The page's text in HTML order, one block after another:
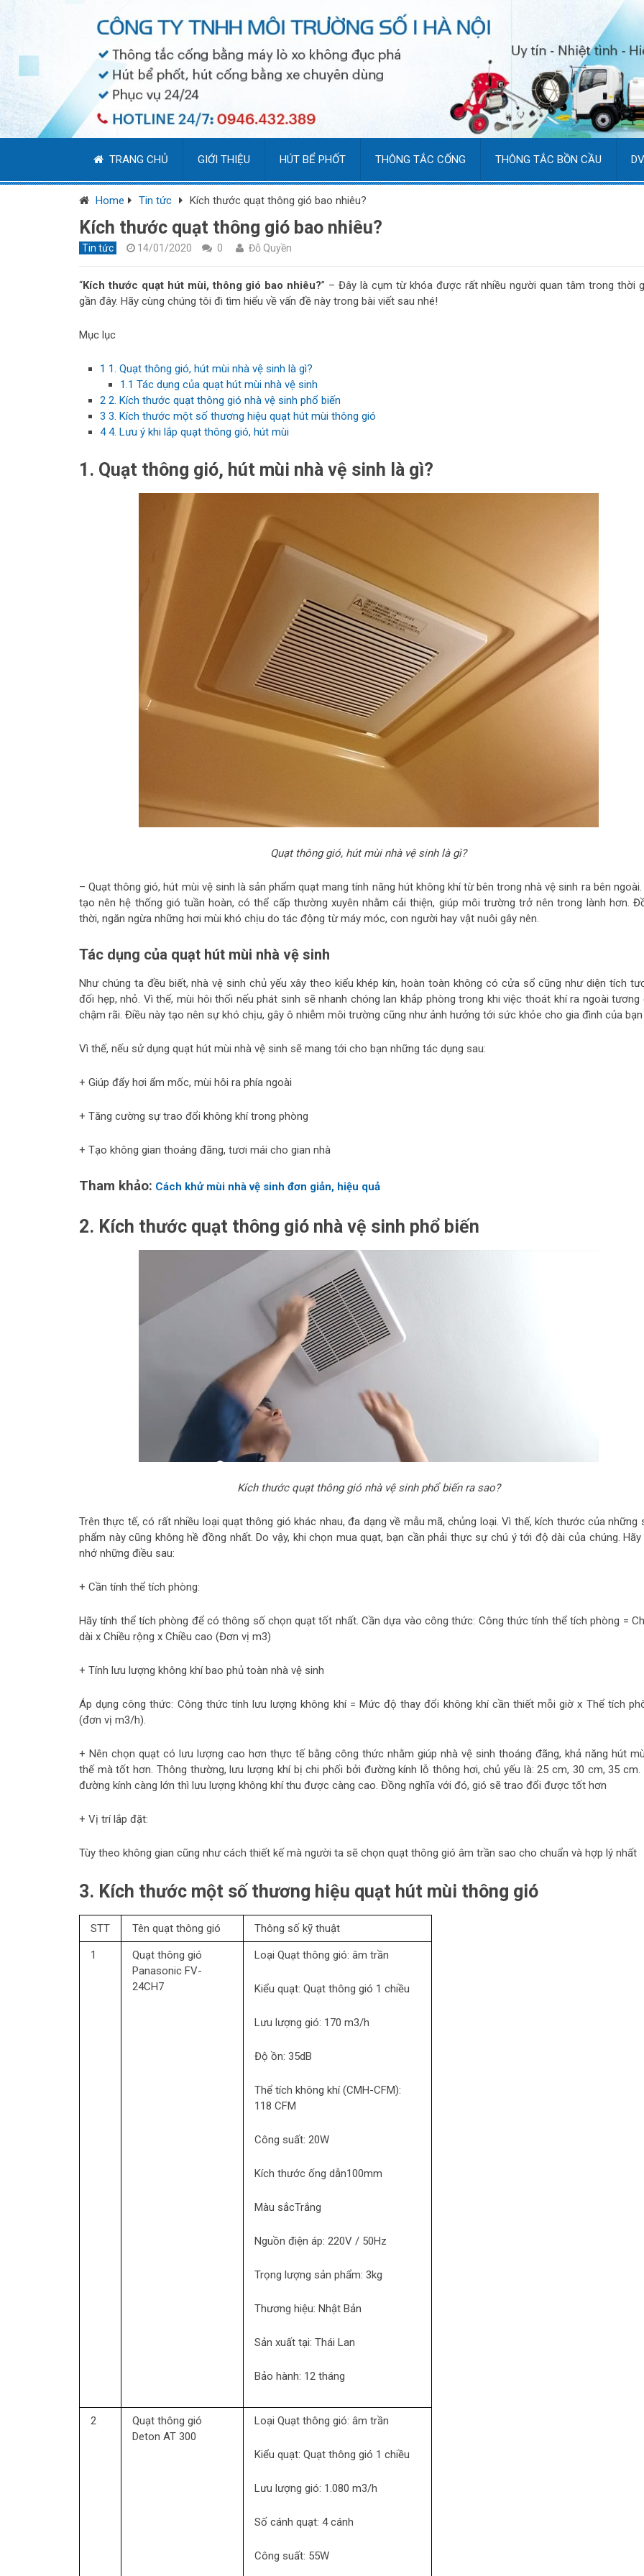
TRANG CHỦ GIỚI THIỆU HÚT BỂ PHỐT THÔNG TẮC CỐNG THÔNG TẮC BỒN CẦU
Home Tin tức Kích thước quạt thông gió bao nhiêu?
Kích thước quạt thông gió bao nhiêu?
Tin tức 14/01/2020 0 Đỗ Quyền
“Kích thước quạt hút mùi, thông gió bao nhiêu?” – Đây là cụm từ khóa được rất nhiều người quan tâm trong thời
gần đây. Hãy cùng chúng tôi đi tìm hiểu về vấn đề này trong bài viết sau nhé!
Mục lục
1 1. Quạt thông gió, hút mùi nhà vệ sinh là gì?
1.1 Tác dụng của quạt hút mùi nhà vệ sinh
22. Kích thước quạt thông gió nhà vệ sinh phổ biến
3 3. Kích thước một số thương hiệu quạt hút mùi thông gió
44. Lưu ý khi lắp quạt thông gió, hút mùi
1. Quạt thông gió, hút mùi nhà vệ sinh là gì?
Quạt thông gió, hút mùi nhà vệ sinh là gì?
– Quạt thông gió, hút mùi vệ sinh là sản phẩm quạt mang tính năng hút không khí từ bên trong nhà vệ sinh ra bên ngoài.
tạo nên hệ thống gió tuần hoàn, có thể cấp thường xuyên nhằm cải thiện, giúp môi trường trở nên trong lành hơn.
thời, ngăn ngừa những hơi mùi khó chịu do tác động từ máy móc, con người hay vật nuôi gây nên.
Tác dụng của quạt hút mùi nhà vệ sinh
Như chúng ta đều biết, nhà vệ sinh chủ yếu xây theo kiểu khép kín, hoàn toàn không có cửa sổ cũng như diện tích
đối hẹp, nhỏ. Vì thế, mùi hôi thối nếu phát sinh sẽ nhanh chóng lan khắp phòng trong khi việc thoát khí ra ngoài tương
chậm rãi. Điều này tạo nên sự khó chịu, gây ô nhiễm môi trường cũng như ảnh hưởng tới sức khỏe cho gia đình của bạn
Vì thế, nếu sử dụng quạt hút mùi nhà vệ sinh sẽ mang tới cho bạn những tác dụng sau:
+ Giúp đẩy hơi ẩm mốc, mùi hôi ra phía ngoài
+ Tăng cường sự trao đổi không khí trong phòng
+ Tạo không gian thoáng đãng, tươi mái cho gian nhà
Tham khảo: Cách khử mùi nhà vệ sinh đơn giản, hiệu quả
2. Kích thước quạt thông gió nhà vệ sinh phổ biến
Kích thước quạt thông gió nhà vệ sinh phổ biến ra sao?
Trên thực tế, có rất nhiều loại quạt thông gió khác nhau, đa dạng về mẫu mã, chủng loại. Vì thế, kích thước của những
phẩm này cũng không hề đồng nhất. Do vậy, khi chọn mua quạt, bạn cần phải thực sự chú ý tới độ dài của chúng. Hãy
nhớ những điều sau:
+ Cần tính thể tích phòng:
Hãy tính thể tích phòng để có thông số chọn quạt tốt nhất. Cần dựa vào công thức: Công thức tính thể tích phòng =
dài x Chiều rộng x Chiều cao (Đơn vị m3)
+ Tính lưu lượng không khí bao phủ toàn nhà vệ sinh
Áp dụng công thức: Công thức tính lưu lượng không khí = Mức độ thay đổi không khí cần thiết mỗi giờ x Thể tích
(đơn vị m3/h).
+ Nên chọn quạt có lưu lượng cao hơn thực tế bằng công thức nhằm giúp nhà vệ sinh thoáng đãng, khả năng hút
thế mà tốt hơn. Thông thường, lưu lượng khí bị chi phối bởi đường kính lỗ thông hơi, chủ yếu là: 25 cm, 30 cm, 35 cm.
đường kính càng lớn thì lưu lượng không khí thu được càng cao. Đồng nghĩa với đó, gió sẽ trao đổi được tốt hơn
+ Vị trí lắp đặt:
Tùy theo không gian cũng như cách thiết kế mà người ta sẽ chọn quạt thông gió âm trần sao cho chuẩn và hợp lý nhất
3. Kích thước một số thương hiệu quạt hút mùi thông gió
STT Tên quạt thông gió Thông số kỹ thuật
1
Quạt thông gió
Panasonic FV-
24CH7
Loại Quạt thông gió: âm trần
Kiểu quạt: Quạt thông gió 1 chiều
Lưu lượng gió: 170 m3/h
Độ ồn: 35dB
Thể tích không khí (CMH-CFM):
118 CFM
Công suất: 20W
Kích thước ống dẫn100mm
Màu sắcTrắng
Nguồn điện áp: 220V / 50Hz
Trọng lượng sản phẩm: 3kg
Thương hiệu: Nhật Bản
Sản xuất tại: Thái Lan
Bảo hành: 12 tháng
2
Quạt thông gió
Deton AT 300
Loại Quạt thông gió: âm trần
Kiểu quạt: Quạt thông gió 1 chiều
Lưu lượng gió: 1.080 m3/h
Số cánh quạt: 4 cánh
Công suất: 55W